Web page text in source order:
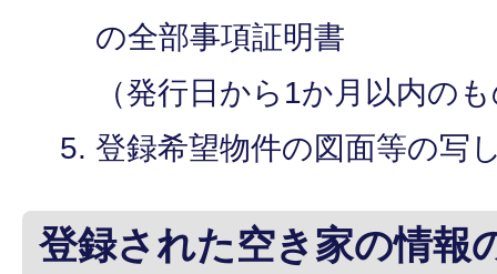
の全部事項証明書
（発行日から1か月以内の
登録希望物件の図面等の写
登録された空き家の情報